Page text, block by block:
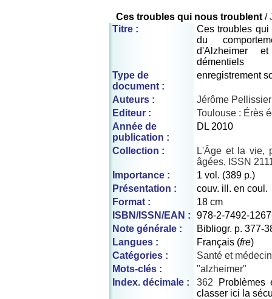
Ces troubles qui nous troublent /
Titre :
Ces troubles
du
d'Alzheimer
démentiels
Type de
document :
enregistrement
Auteurs :
Jérôme
Editeur :
Toulouse : Érès
Année de
publication :
DL 2010
Collection :
L'Âge et la vie,
âgées, ISSN
Importance :
1 vol. (389 p.)
Présentation :
couv. ill. en coul.
Format :
18 cm
ISBN/ISSN/EAN :
978-2-7492-
Note générale :
Bibliogr. p. 377-
Langues :
Français (fre)
Catégories :
Santé et
Mots-clés :
"alzheimer"
Index. décimale :
362
classer ici la